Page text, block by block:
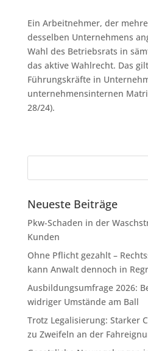
Ein Arbeitnehmer, der
desselben Unternehmens
Wahl des Betriebsrats in
das aktive Wahlrecht. Das
Führungskräfte in
unternehmensinternen
28/24).
Neueste Beiträge
Pkw-Schaden in der
Kunden
Ohne Pflicht gezahlt –
kann Anwalt dennoch in
Ausbildungsumfrage 2026:
widriger Umstände am Ball
Trotz Legalisierung: Starker
zu Zweifeln an der